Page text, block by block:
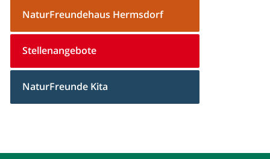
NaturFreundehaus Hermsdorf
Stellenangebote
NaturFreunde Kita